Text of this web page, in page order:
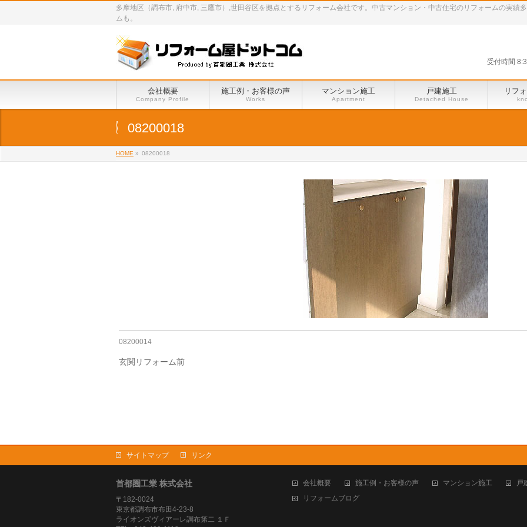
多摩地区（調布市, 府中市, 三鷹市）,世田谷区を拠点とするリフォーム会社です。中古マンション・中古住宅のリフォームの実績
ムも。
受付時間
会社概要
Company Profile
施工例・お客様の声
Works
マンション施工
Apartment
戸建施工
Detached House
リフ
08200018
HOME » 08200018
08200014
玄関リフォーム前
サイトマップ リンク
首都圏工業 株式会社
〒182-0024
東京都調布市布田4-23-8
ライオンズヴィアーレ調布第二 １Ｆ
会社概要 施工例・お客様の声 マンション施工 戸
リフォームブログ